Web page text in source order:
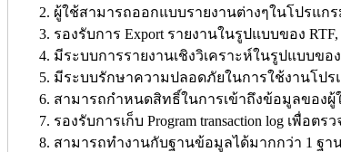
ผู้ใช้สามารถออกแบบรายงานต่างๆในโปรแก
รองรับการ Export รายงานในรูปแบบของ RTF,
มีระบบการรายงานเชิงวิเคราะห์ในรูปแบบขอ
มีระบบรักษาความปลอดภัยในการใช้งานโปร
สามารถกำหนดสิทธิ์ในการเข้าถึงข้อมูลของผู้
รองรับการเก็บ Program transaction log เพื่อ
สามารถทำงานกับฐานข้อมูลได้มากกว่า 1 ฐา